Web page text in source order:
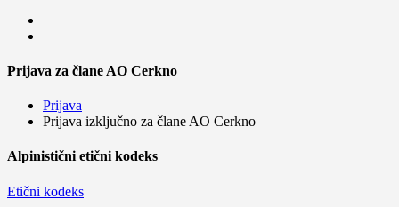
Prijava za člane AO Cerkno
Prijava
Prijava izključno za člane AO Cerkno
Alpinistični etični kodeks
Etični kodeks